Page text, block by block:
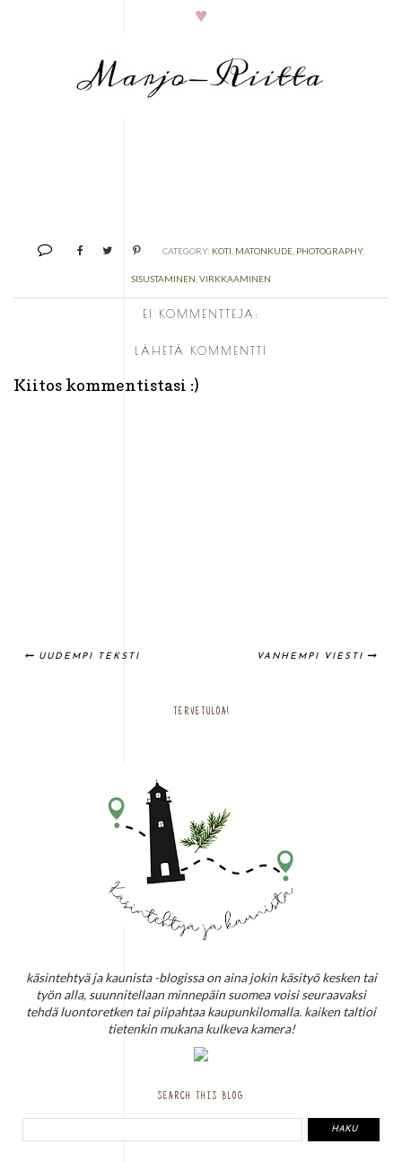
♥
CATEGORY: KOTI MATONKUDE PHOTOGRAPHY,
SISUSTAMINEN VIRKKAAMINEN
EI KOMMENTTEJA:
LÄHETÄ KOMMENTTI
Kiitos kommentistasi :)
UUDEMPI TEKSTI VANHEMPI VIESTI
TERVETULOA!
käsintehtyä ja kaunista -blogissa on aina jokin käsityö kesken tai
työn alla, suunnitellaan minnepäin suomea voisi seuraavaksi
tehdä luontoretken tai piipahtaa kaupunkilomalla. kaiken taltioi
tietenkin mukana kulkeva kamera!
SEARCH THIS BLOG